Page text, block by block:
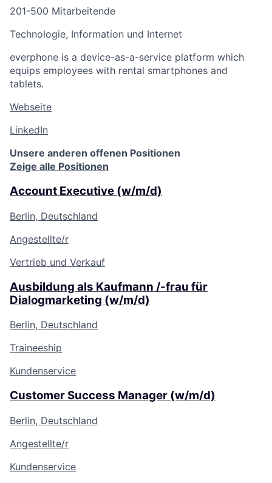
201-500 Mitarbeitende
Technologie, Information und Internet
everphone is a device-as-a-service platform which
equips employees with rental smartphones and
tablets.
Webseite
LinkedIn
Unsere anderen offenen Positionen
Zeige alle Positionen
Account Executive (w/m/d)
Berlin, Deutschland
Angestellte/r
Vertrieb und Verkauf
Ausbildung als Kaufmann /-frau für
Dialogmarketing (w/m/d)
Berlin, Deutschland
Traineeship
Kundenservice
Customer Success Manager (w/m/d)
Berlin, Deutschland
Angestellte/r
Kundenservice